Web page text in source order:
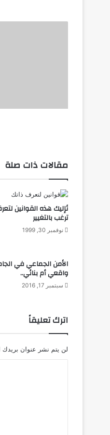
ب
مقالات ذات صلة
ئإليك هذه القوانين
ترغب بالتغيير
نوفمبر 30, 1999
الأمن الجماعي في
واقعي أم بنائي..
سبتمبر 17, 2016
اترك تعليقاً
لن يتم نشر عنوان بريدك